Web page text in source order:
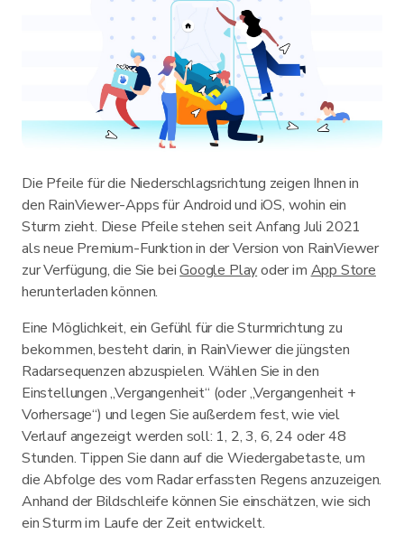
Die Pfeile für die Niederschlagsrichtung zeigen Ihnen in
den RainViewer-Apps für Android und iOS, wohin ein
Sturm zieht. Diese Pfeile stehen seit Anfang Juli 2021
als neue Premium-Funktion in der Version von RainViewer
zur Verfügung, die Sie beiGoogle Playoder im App Store
herunterladen können.
Eine Möglichkeit, ein Gefühl für die Sturmrichtung zu
bekommen, besteht darin, in RainViewer die jüngsten
Radarsequenzen abzuspielen. Wählen Sie in den
Einstellungen „Vergangenheit“ (oder „Vergangenheit +
Vorhersage“) und legen Sie außerdem fest, wie viel
Verlauf angezeigt werden soll: 1, 2, 3, 6, 24 oder 48
Stunden. Tippen Sie dann auf die Wiedergabetaste, um
die Abfolge des vom Radar erfassten Regens anzuzeigen.
Anhand der Bildschleife können Sie einschätzen, wie sich
ein Sturm im Laufe der Zeit entwickelt.
Holen Sie sich die App